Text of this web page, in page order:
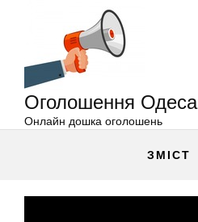
Оголошення Одеса
Онлайн дошка оголошень
ЗМІСТ